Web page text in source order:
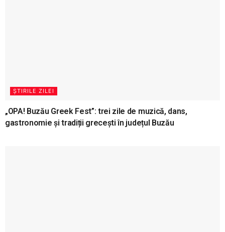
ȘTIRILE ZILEI
„OPA! Buzău Greek Fest”: trei zile de muzică, dans,
gastronomie și tradiții grecești în județul Buzău